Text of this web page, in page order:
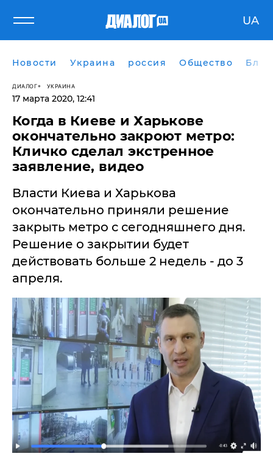
UA
Новости Украина россия Общество
ДИАЛОГ УКРАИНА
17 марта 2020, 12:41
Когда в Киеве и Харькове
окончательно закроют метро:
Кличко сделал экстренное
заявление, видео
​Власти Киева и Харькова
окончательно приняли решение
закрыть метро с сегодняшнего дня.
Решение о закрытии будет
действовать больше 2 недель - до 3
апреля.